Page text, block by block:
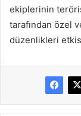
ekiplerinin
tarafından özel
düzenlikleri